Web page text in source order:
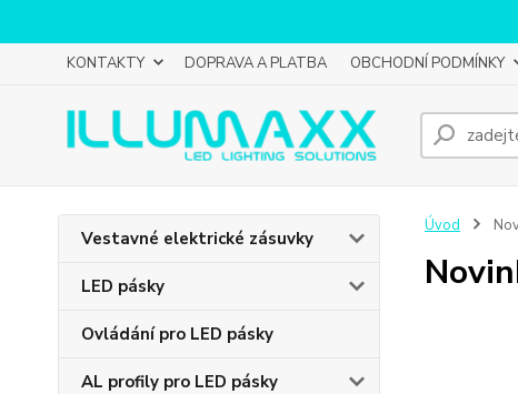
KONTAKTY DOPRAVA A PLATBA OBCHODNÍ PODMÍNKY
Vestavné elektrické zásuvky
LED pásky
Ovládání pro LED pásky
AL profily pro LED pásky
Úvod